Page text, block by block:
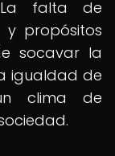
falta de
y propósitos
socavar la
igualdad de
clima de